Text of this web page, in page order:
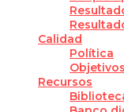
Calidad
Política
Objetivos
Recursos